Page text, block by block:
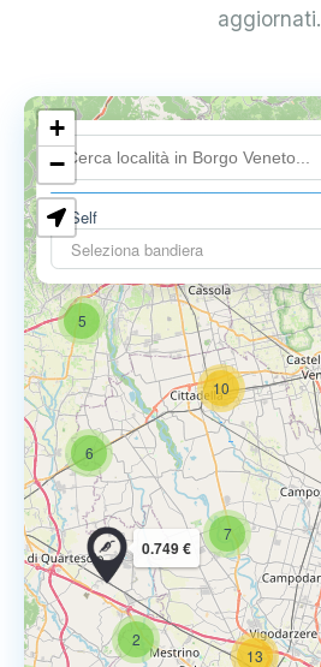
aggiornati.
Self
Seleziona bandiera
5
6
2
6
10
7
13
0.749 €
+
−